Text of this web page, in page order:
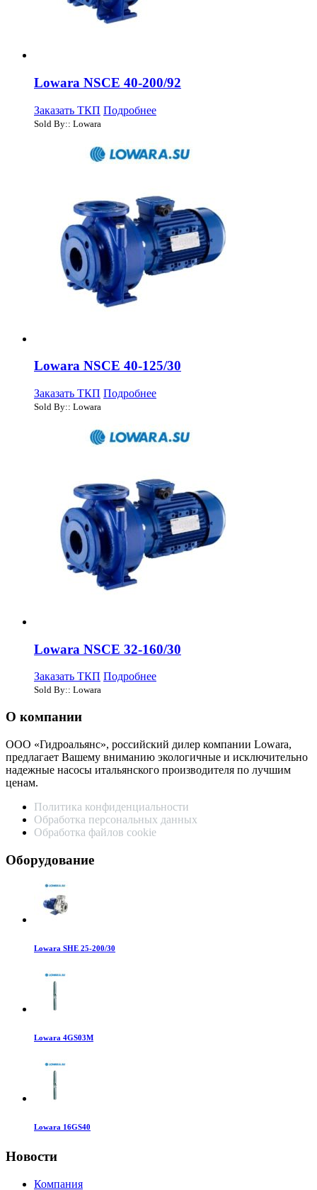
Lowara NSCE 40-200/92
Заказать ТКП Подробнее
Sold By:: Lowara
Lowara NSCE 40-125/30
Заказать ТКП Подробнее
Sold By:: Lowara
Lowara NSCE 32-160/30
Заказать ТКП Подробнее
Sold By:: Lowara
О компании
ООО «Гидроальянс», российский дилер компании Lowara,
предлагает Вашему вниманию экологичные и исключительно
надежные насосы итальянского производителя по лучшим
ценам.
Политика конфиденциальности
Обработка персональных данных
Обработка файлов cookie
Оборудование
Lowara SHE 25-200/30
Lowara 4GS03M
Lowara 16GS40
Новости
Компания